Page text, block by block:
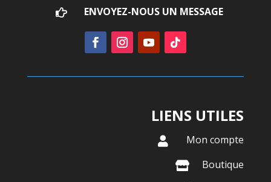
 ENVOYEZ-NOUS UN MESSAGE
LIENS UTILES
 Mon compte
 Boutique